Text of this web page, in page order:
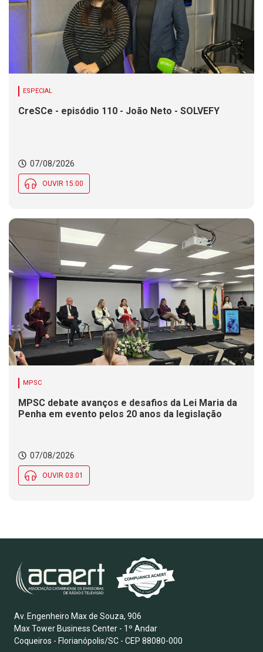
ESPECIAL
CreSCe - episódio 110 - João Neto - SOLVEFY
07/08/2026
OUVIR 15:00
MPSC
MPSC debate avanços e desafios da Lei Maria da
Penha em evento pelos 20 anos da legislação
07/08/2026
OUVIR 03:01
Av. Engenheiro Max de Souza, 906
Max Tower Business Center - 1º Andar
Coqueiros - Florianópolis/SC - CEP 88080-000